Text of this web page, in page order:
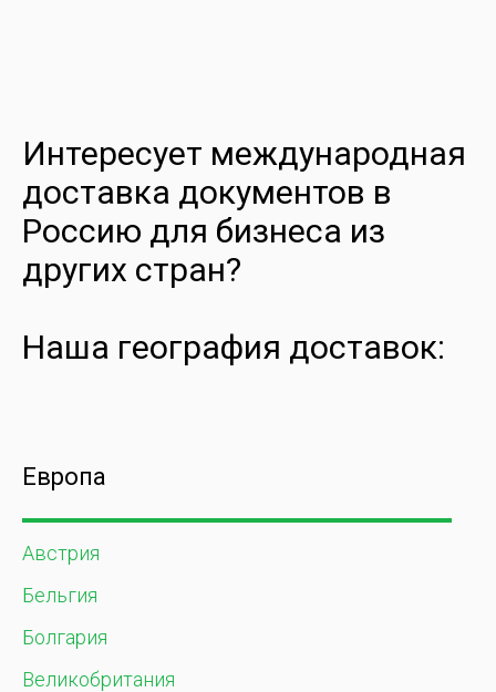
Интересует международная
доставка документов в
Россию для бизнеса из
других стран?
Наша география доставок:
Европа
Австрия
Бельгия
Болгария
Великобритания